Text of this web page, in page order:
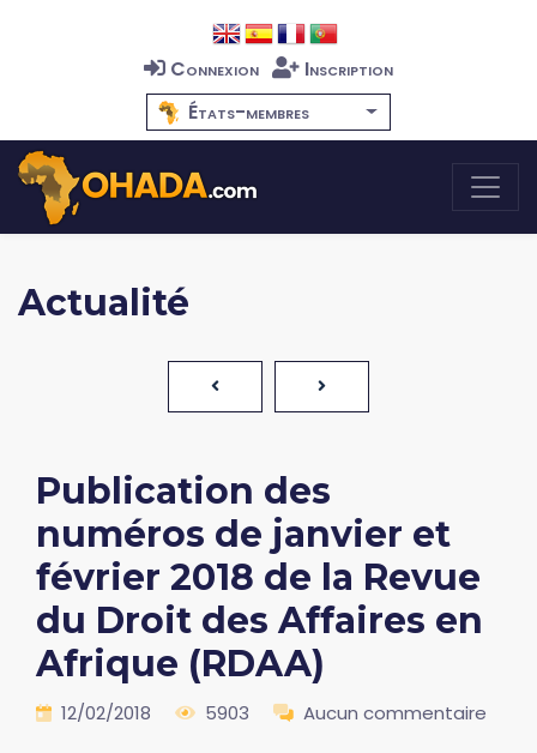
Connexion
Inscription
États-membres
Actualité
Publication des
numéros de janvier et
février 2018 de la Revue
du Droit des Affaires en
Afrique (RDAA)
12/02/2018 5903 Aucun commentaire